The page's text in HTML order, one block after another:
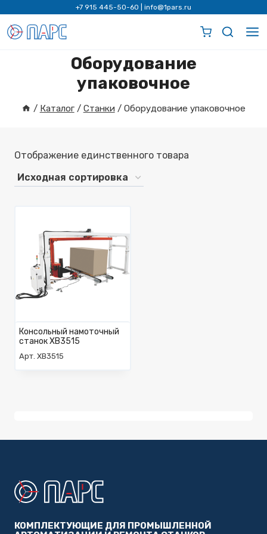
содержимому
+7 915 445-50-60 info@1pars.ru
Оборудование
упаковочное
/ Каталог / Станки / Оборудование упаковочное
Отображение единственного товара
Консольный намоточный
станок XB3515
Арт. XB3515
КОМПЛЕКТУЮЩИЕ ДЛЯ ПРОМЫШЛЕННОЙ